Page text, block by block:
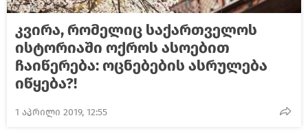
კვირა, რომელიც საქართველოს
ისტორიაში ოქროს ასოებით
ჩაიწერება: ოცნებების ასრულება
იწყება?!
1 აპრილი 2019, 12:55